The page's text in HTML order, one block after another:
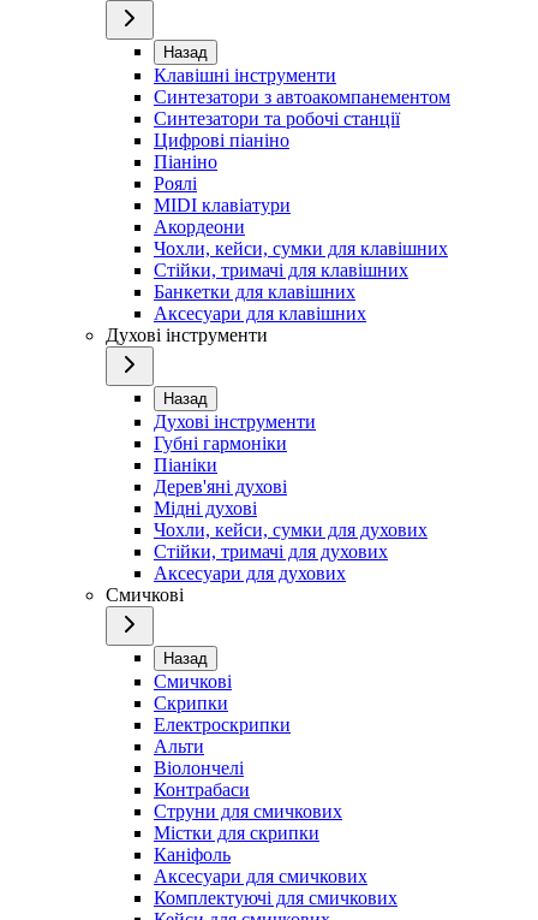
Назад
Клавішні інструменти
Синтезатори з автоакомпанементом
Синтезатори та робочі станції
Цифрові піаніно
Піаніно
Роялі
MIDI клавіатури
Акордеони
Чохли, кейси, сумки для клавішних
Стійки, тримачі для клавішних
Банкетки для клавішних
Аксесуари для клавішних
Духові інструменти
Назад
Духові інструменти
Губні гармоніки
Піаніки
Дерев'яні духові
Мідні духові
Чохли, кейси, сумки для духових
Стійки, тримачі для духових
Аксесуари для духових
Смичкові
Назад
Смичкові
Скрипки
Електроскрипки
Альти
Віолончелі
Контрабаси
Струни для смичкових
Містки для скрипки
Каніфоль
Аксесуари для смичкових
Комплектуючі для смичкових